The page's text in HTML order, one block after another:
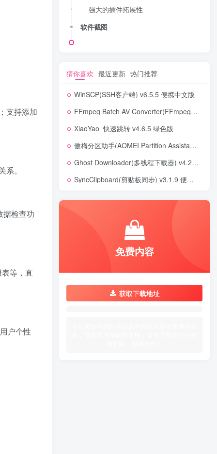
支持添加
。
据检查功
等，直
户个性
强大的插件拓展性
软件截图
猜你喜欢 最近更新 热门推荐
WinSCP(SSH客户端) v6.5.5 便携中文版
FFmpeg Batch AV Converter(FFmpeg界面版) v3.2.7 便携版
XiaoYao_快速跳转 v4.6.5 绿色版
傲梅分区助手(AOMEI Partition Assistant) v10.10.0 技术员版
Ghost Downloader(多线程下载器) v4.2.2 绿色版
SyncClipboard(剪贴板同步) v3.1.9 便携版
免费内容
获取下载地址
强大的插件拓展性
软件截图
13W+人已阅读
7款免费好用录屏软件推荐，高清4K无水
TOP1
最新百度网盘不限速下载教
TOP2
6款超好用视频压缩软件推
荐，教你如何一键压缩视
频，没有画质损失，再也不
用担心硬盘爆掉了！
4年前
iPhone和安卓手机如何下载
安装和使用new bing!
ID申请注册方法！
2年前 2.1W+人已阅读
TOP5